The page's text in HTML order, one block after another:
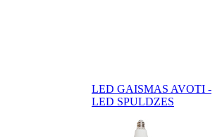
LED GAISMAS AVOTI -
LED SPULDZES